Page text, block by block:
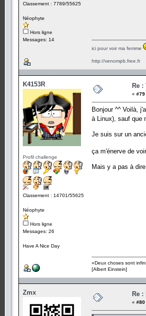
Classement : 7789/55625
Néophyte
Hors ligne
Messages: 14
ici pour voir ma femme
http://venompb.free.fr
K4153R
Profil challenge
Classement : 14701/55625
Néophyte
Hors ligne
Messages: 26
Have A Nice Day
Re :
« #79
Bonjour ^^ Voilà,
à Linux), sauf que
Je suis sur un
ça m'énerve de
Mais y a pas à
«Deux choses sont
[Albert Einstein]
Zmx Re :
« #80